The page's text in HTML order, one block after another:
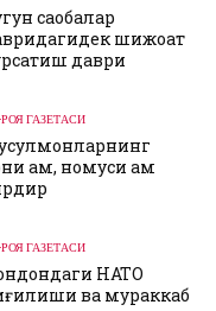
саҳобалар
шижоат
даври
ГАЗЕТАСИ
ҳам, номуси ҳам
ГАЗЕТАСИ
НАТО
ва мураккаб
HOME